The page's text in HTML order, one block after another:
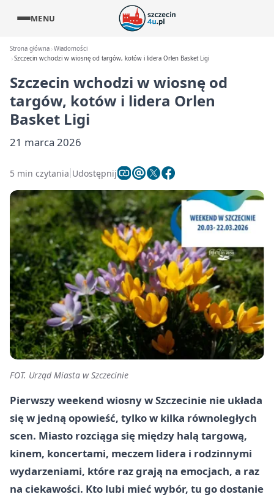
MENU
Strona główna Wiadomości
Szczecin wchodzi w wiosnę od targów, kotów i lidera Orlen Basket Ligi
Szczecin wchodzi w wiosnę od
targów, kotów i lidera Orlen
Basket Ligi
21 marca 2026
5 min czytania Udostępnij
FOT. Urząd Miasta w Szczecinie
Pierwszy weekend wiosny w Szczecinie nie układa
się w jedną opowieść, tylko w kilka równoległych
scen. Miasto rozciąga się między halą targową,
kinem, koncertami, meczem lidera i rodzinnymi
wydarzeniami, które raz grają na emocjach, a raz
na ciekawości. Kto lubi mieć wybór, tu go dostanie